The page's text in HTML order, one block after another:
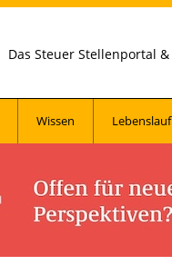
Das Steuer Stellenportal
Wissen Lebenslauf